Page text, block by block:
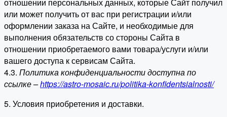
отношении персональных данных, которые Сайт получил
или может получить от вас при регистрации и/или
оформлении заказа на Сайте, и необходимые для
выполнения обязательств со стороны Сайта в
отношении приобретаемого вами товара/услуги и/или
вашего доступа к сервисам Сайта.
4.3. Политика конфиденциальности доступна по
ссылке –https://astro-mosaic.ru/politika-konfidentsialnosti/
5. Условия приобретения и доставки.